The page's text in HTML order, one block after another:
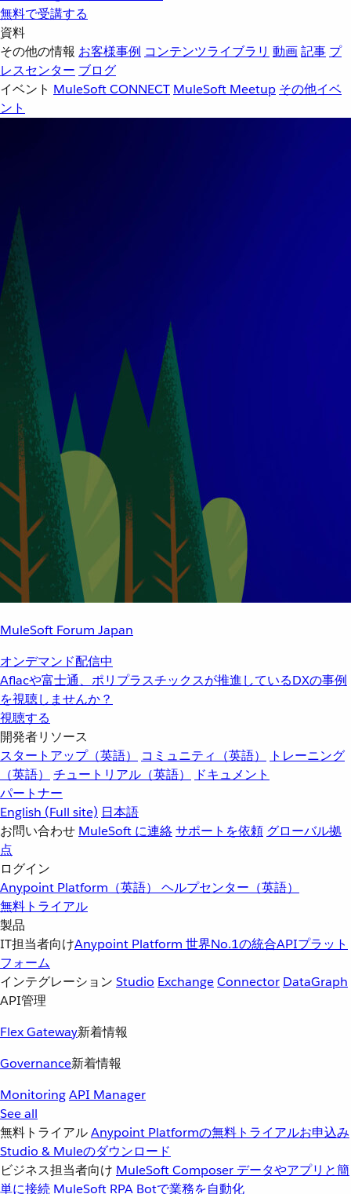
無料で受講する
資料
その他の情報 お客様事例 コンテンツライブラリ 動画記事 プ
レスセンター ブログ
イベント MuleSoft CONNECT MuleSoft Meetup その他イベ
ント
MuleSoft Forum Japan
オンデマンド配信中
Aflacや富士通、ポリプラスチックスが推進しているDXの事例
を視聴しませんか？
視聴する
開発者リソース
スタートアップ（英語）
コミュニティ（英語）
トレーニング
（英語）
チュートリアル（英語）
ドキュメント
パートナー
English (Full site) 日本語
お問い合わせ MuleSoft に連絡サポートを依頼 グローバル拠
点
ログイン
Anypoint Platform（英語） ヘルプセンター（英語）
無料トライアル
製品
IT担当者向けAnypoint Platform 世界No.1の統合APIプラット
フォーム
インテグレーション Studio ExchangeConnector DataGraph
API管理
Flex Gateway新着情報
Governance新着情報
MonitoringAPI Manager
See all
無料トライアルAnypoint Platformの無料トライアルお申込み
Studio & Muleのダウンロード
ビジネス担当者向け MuleSoft Composer データやアプリと簡
単に接続 MuleSoft RPA Botで業務を自動化